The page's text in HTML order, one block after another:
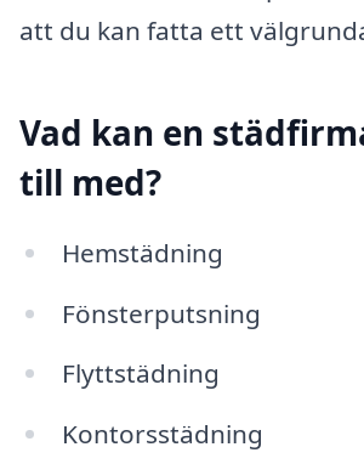
att du kan fatta ett
Vad kan en
till med?
Hemstädning
Fönsterputsning
Flyttstädning
Kontorsstädning